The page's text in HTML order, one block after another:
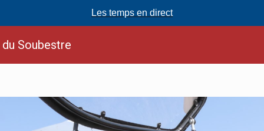
Les temps en direct
Soubestre